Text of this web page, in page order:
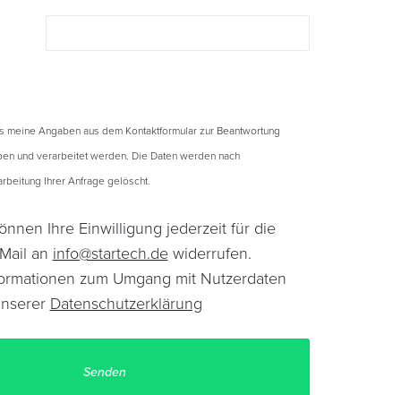
meine Angaben aus dem Kontaktformular zur Beantwortung
und verarbeitet werden. Die Daten werden nach
Ihrer Anfrage gelöscht.
Ihre Einwilligung jederzeit für die
an info@startech.dewiderrufen.
zum Umgang mit Nutzerdaten
Datenschutzerklärung